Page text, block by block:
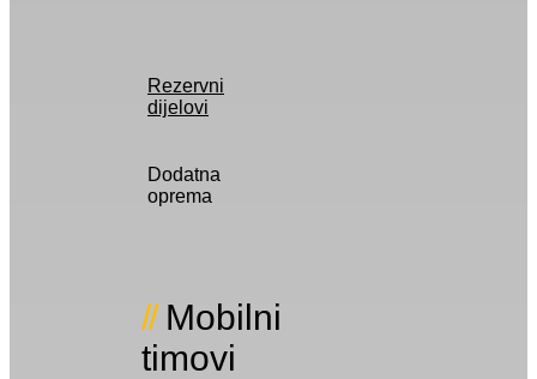
Rezervni
dijelovi
Dodatna
oprema
Mobilni
timovi